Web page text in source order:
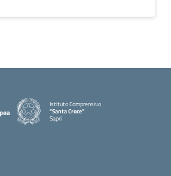
Istituto Comprensivo
"Santa Croce"
Sapri
— Visita la pagina iniziale della scuola